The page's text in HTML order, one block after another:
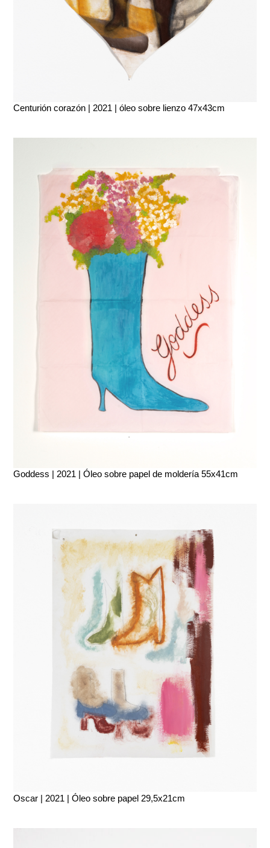
Centurión corazón | 2021 | óleo sobre lienzo 47x43cm
Goddess | 2021 | Óleo sobre papel de moldería 55x41cm
Oscar | 2021 | Óleo sobre papel 29,5x21cm